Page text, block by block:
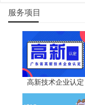
提供 高新技术企业认定
中心认定、省市企
定、省市重点实验室
巨人”、专利软著申
证、科技型中小企
学技术奖、科技成果
小泰】公众号，及
服务项目
高新技术企业认定